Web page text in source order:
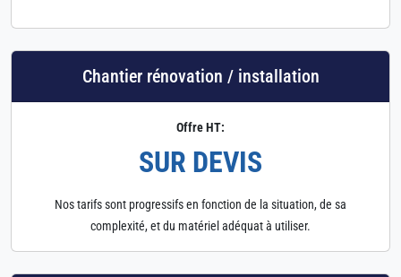
Chantier rénovation / installation
Offre HT:
SUR DEVIS
Nos tarifs sont progressifs en fonction de la situation, de sa
complexité, et du matériel adéquat à utiliser.